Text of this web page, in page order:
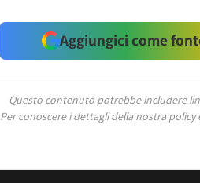
Aggiungici come
Questo contenuto potrebbe includere
Per conoscere i dettagli della nostra